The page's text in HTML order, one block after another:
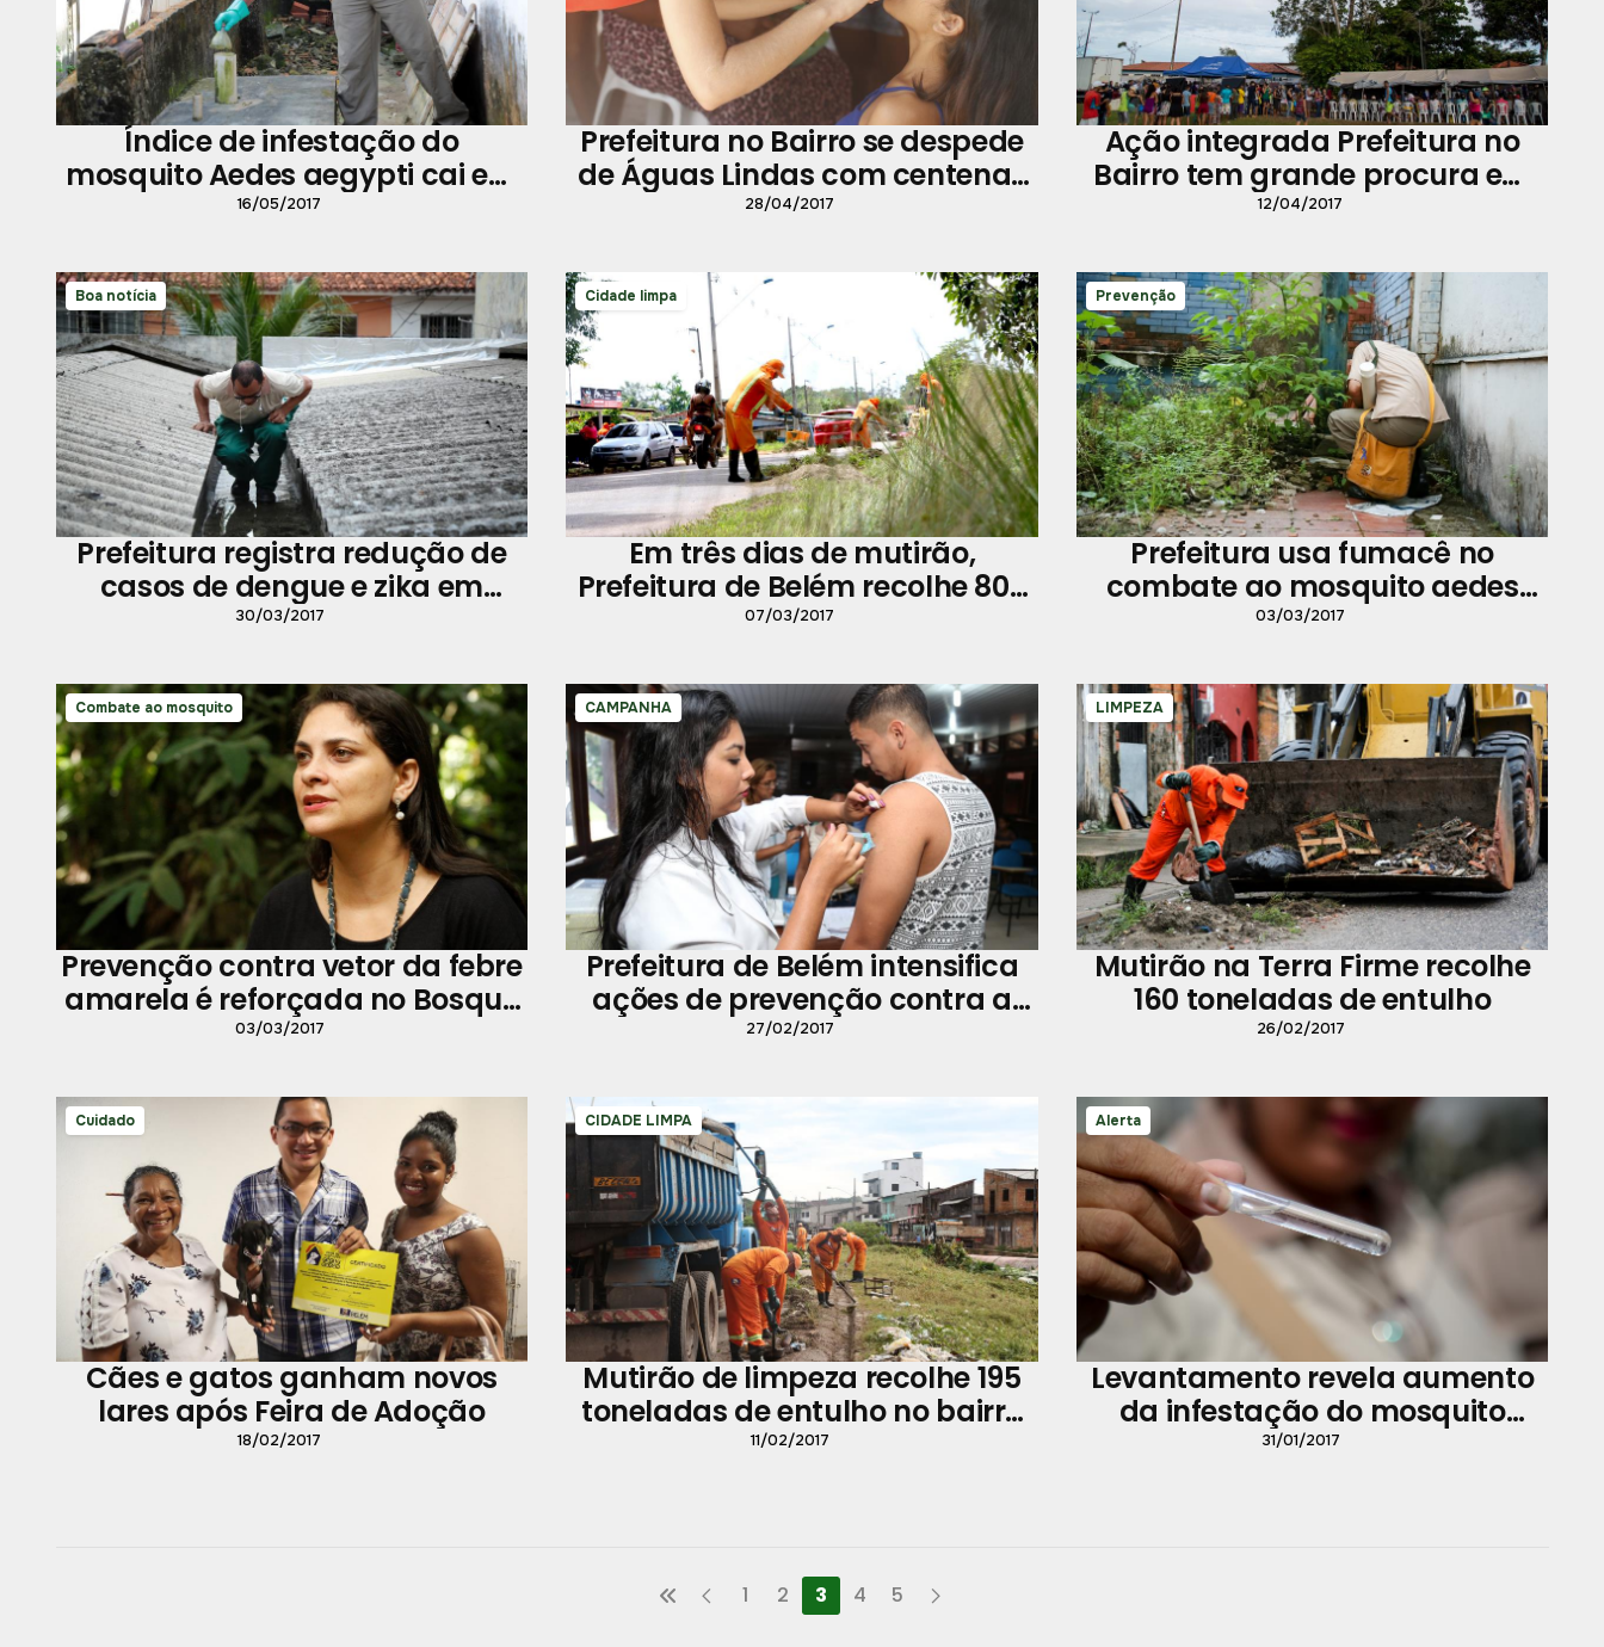
Índice de infestação do
mosquito Aedes aegypti cai em
Belém
16/05/2017
Prefeitura no Bairro se despede
de Águas Lindas com centenas
de atendimentos
28/04/2017
Ação integrada Prefeitura no
Bairro tem grande procura em
Outeiro
12/04/2017
Boa notícia
Prefeitura registra redução de
casos de dengue e zika em
Belém
30/03/2017
Cidade limpa
Em três dias de mutirão,
Prefeitura de Belém recolhe 800
toneladas de lixo em Outeiro
07/03/2017
Prevenção
Prefeitura usa fumacê no
combate ao mosquito aedes
aegypti
03/03/2017
Combate ao mosquito
Prevenção contra vetor da febre
amarela é reforçada no Bosque
Rodrigues Alves
03/03/2017
CAMPANHA
Prefeitura de Belém intensifica
ações de prevenção contra a
febre amarela
27/02/2017
LIMPEZA
Mutirão na Terra Firme recolhe
160 toneladas de entulho
26/02/2017
Cuidado
Cães e gatos ganham novos
lares após Feira de Adoção
18/02/2017
CIDADE LIMPA
Mutirão de limpeza recolhe 195
toneladas de entulho no bairro
Curió-Utinga
11/02/2017
Alerta
Levantamento revela aumento
da infestação do mosquito
Aedes aegypt no período de
31/01/2017
1 2 3 4 5